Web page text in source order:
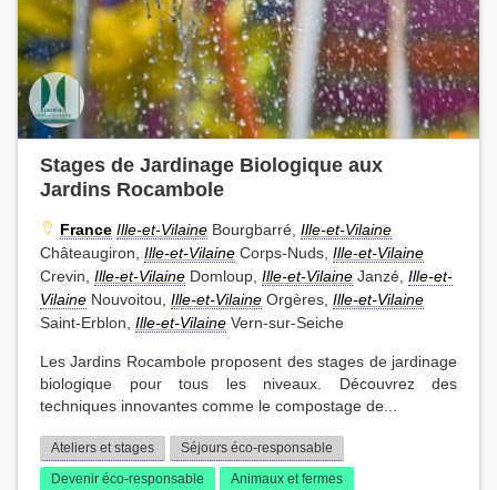
Stages de Jardinage Biologique aux
Jardins Rocambole
France Ille-et-Vilaine Bourgbarré, Ille-et-Vilaine
Châteaugiron, Ille-et-Vilaine Corps-Nuds, Ille-et-Vilaine
Crevin, Ille-et-Vilaine Domloup, Ille-et-Vilaine Janzé, Ille-et-
Vilaine Nouvoitou, Ille-et-Vilaine Orgères, Ille-et-Vilaine
Saint-Erblon, Ille-et-Vilaine Vern-sur-Seiche
Les Jardins Rocambole proposent des stages de jardinage
biologique pour tous les niveaux. Découvrez des
techniques innovantes comme le compostage de...
Ateliers et stages
Séjours éco-responsable
Devenir éco-responsable
Animaux et fermes